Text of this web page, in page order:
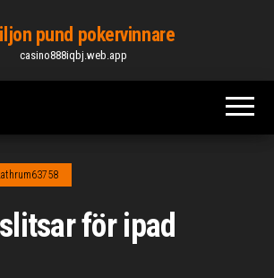
pund pokervinnare
casino888iqbj.web.app
för ipad